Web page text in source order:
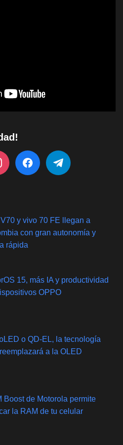
y vivo 70 FE llegan a
con gran autonomía y
rápida
15, más IA y productividad
OPPO
o QD-EL, la tecnología
a la OLED
Boost de Motorola permite
la RAM de tu celular